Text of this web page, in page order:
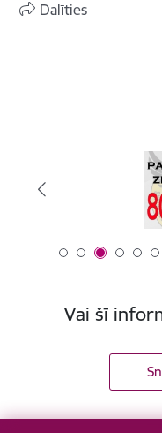
Dalīties
Vai šī